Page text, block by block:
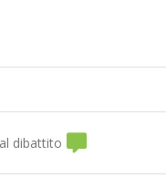
dibattito